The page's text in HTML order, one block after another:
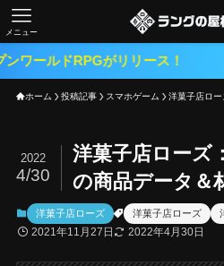
メニュー
がリリース！
ホーム 投稿記事 スマホゲーム 洋菓子店ロー
洋菓子店ローズ
の商品データ＆
2022
4/30
洋菓子店ローズ 洋菓子店ローズ
2021年11月27日 2022年4月30日